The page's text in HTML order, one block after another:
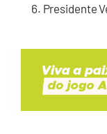
Presidente